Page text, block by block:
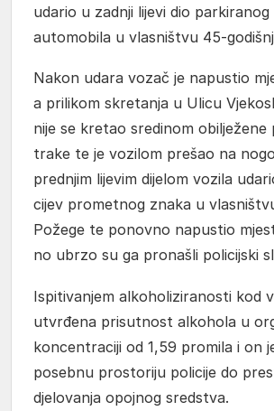
udario u zadnji lijevi dio
automobila u vlasništvu 45-
Nakon udara vozač je napustio
a prilikom skretanja u Ulicu
nije se kretao sredinom
trake te je vozilom prešao na
prednjim lijevim dijelom vozila
cijev prometnog znaka u
Požege te ponovno napustio
no ubrzo su ga pronašli policijski
Ispitivanjem alkoholiziranosti kod
utvrđena prisutnost alkohola u
koncentraciji od 1,59 promila i on
posebnu prostoriju policije do
djelovanja opojnog sredstva.